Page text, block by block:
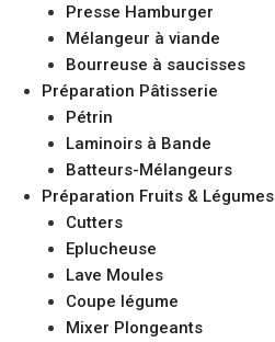
Presse Hamburger
Mélangeur à viande
Bourreuse à saucisses
Préparation Pâtisserie
Pétrin
Laminoirs à Bande
Batteurs-Mélangeurs
Préparation Fruits & Légumes
Cutters
Eplucheuse
Lave Moules
Coupe légume
Mixer Plongeants